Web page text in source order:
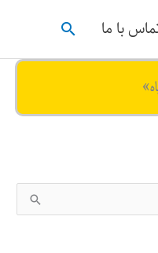
با ما جستجو